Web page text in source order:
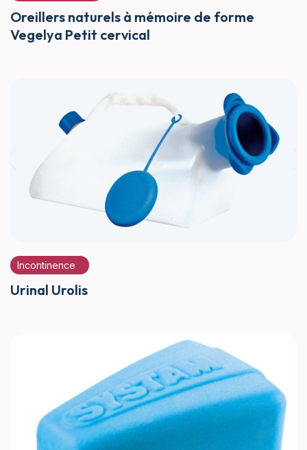
Oreillers naturels à mémoire de forme
Vegelya Petit cervical
Incontinence
Urinal Urolis